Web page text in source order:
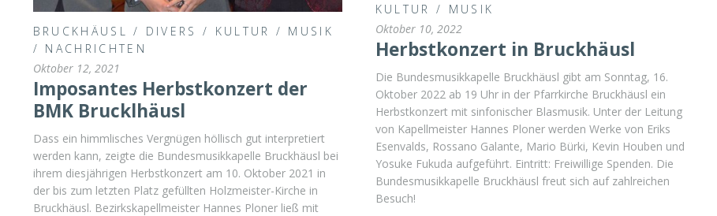
KULTUR / MUSIK
Oktober 10, 2022
Herbstkonzert in Bruckhäusl
Die Bundesmusikkapelle Bruckhäusl gibt am Sonntag, 16.
Oktober 2022 ab 19 Uhr in der Pfarrkirche Bruckhäusl ein
Herbstkonzert mit sinfonischer Blasmusik. Unter der Leitung
von Kapellmeister Hannes Ploner werden Werke von Eriks
Esenvalds, Rossano Galante, Mario Bürki, Kevin Houben und
Yosuke Fukuda aufgeführt. Eintritt: Freiwillige Spenden. Die
Bundesmusikkapelle Bruckhäusl freut sich auf zahlreichen
Besuch!
BRUCKHÄUSL / DIVERS / KULTUR / MUSIK
/ NACHRICHTEN
Oktober 12, 2021
Imposantes Herbstkonzert der
BMK Brucklhäusl
Dass ein himmlisches Vergnügen höllisch gut interpretiert
werden kann, zeigte die Bundesmusikkapelle Bruckhäusl bei
ihrem diesjährigen Herbstkonzert am 10. Oktober 2021 in
der bis zum letzten Platz gefüllten Holzmeister-Kirche in
Bruckhäusl. Bezirkskapellmeister Hannes Ploner ließ mit